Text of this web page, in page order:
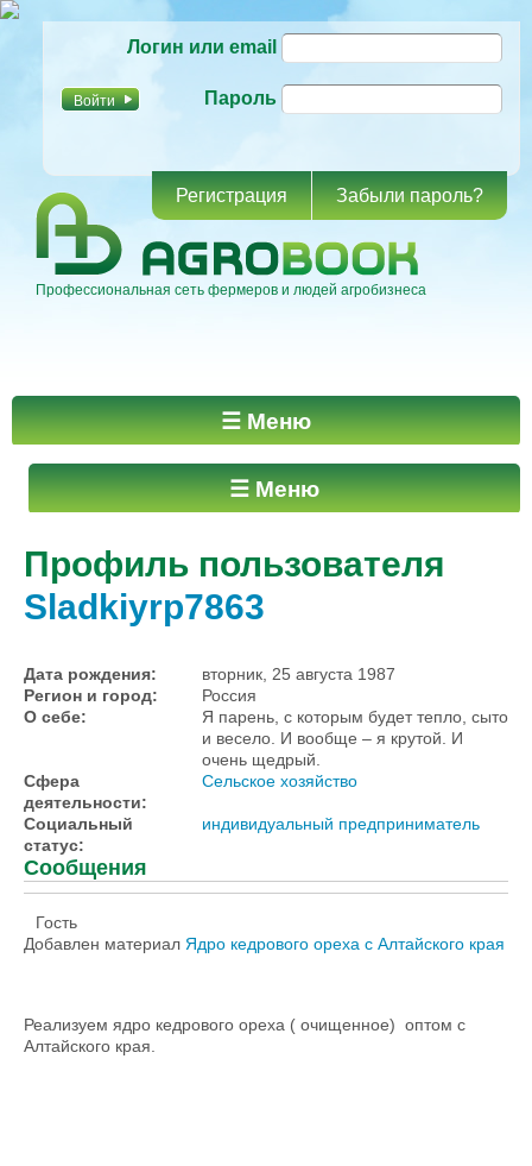
основному
Логин или email
Пароль
Регистрация Забыли пароль?
Профессиональная сеть фермеров и людей агробизнеса
Главное меню ☰ Меню
☰ Меню
Профиль пользователя
Sladkiyrp7863
Дата рождения:
вторник, 25 августа 1987
Регион и город:
Россия
О себе:
Я парень, с которым будет тепло, сыто
и весело. И вообще – я крутой. И
очень щедрый.
Сфера
деятельности:
Сельское хозяйство
Социальный
статус:
индивидуальный предприниматель
Сообщения
Гость
Добавлен материал Ядро кедрового ореха с Алтайского края
Реализуем ядро кедрового ореха ( очищенное) оптом с
Алтайского края.